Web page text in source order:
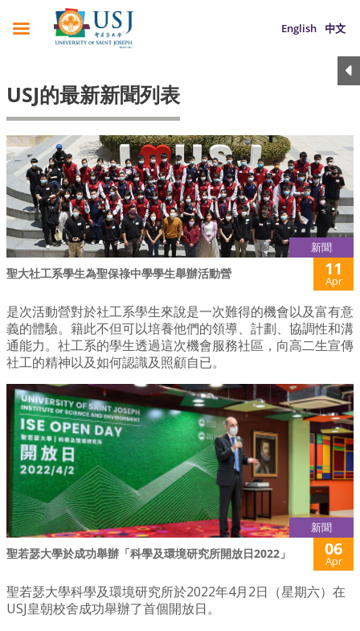
English 中文
USJ的最新新聞列表
新聞
聖大社工系學生為聖保祿中學學生舉辦活動營 11
Apr
是次活動營對於社工系學生來說是一次難得的機會以及富有意
義的體驗。籍此不但可以培養他們的領導、計劃、協調性和溝
通能力。社工系的學生透過這次機會服務社區，向高二生宣傳
社工的精神以及如何認識及照顧自已。
新聞
聖若瑟大學於成功舉辦「科學及環境研究所開放日2022」 06
Apr
聖若瑟大學科學及環境研究所於2022年4月2日（星期六）在
USJ皇朝校舍成功舉辦了首個開放日。